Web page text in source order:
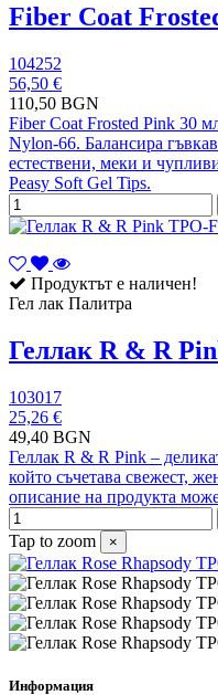
Fiber Coat
104252
56,50 €
110,50 BGN
Fiber Coat Frosted Pink 30
Nylon-66. Балансира
естествени, меки и
Peasy Soft Gel Tips.
Продуктът е наличен!
Гел лак Палитра
Геллак R & R
103017
25,26 €
49,40 BGN
Геллак R & R Pink –
който съчетава свежест,
описание на продукта
Tap to zoom ×
Информация